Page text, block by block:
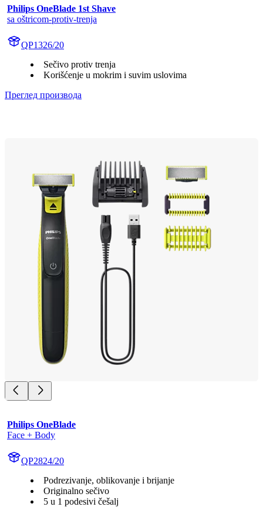
Philips OneBlade 1st Shave
sa oštricom-protiv-trenja
QP1326/20
Sečivo protiv trenja
Korišćenje u mokrim i suvim uslovima
Преглед производа
Philips OneBlade
Face + Body
QP2824/20
Podrezivanje, oblikovanje i brijanje
Originalno sečivo
5 u 1 podesivi češalj